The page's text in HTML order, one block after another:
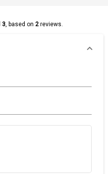
3, based on 2reviews.